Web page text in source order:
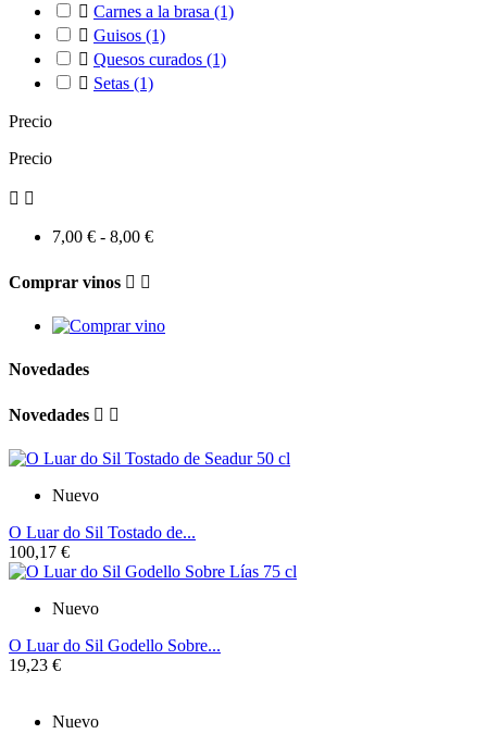
 Carnes a la brasa (1)
 Guisos (1)
 Quesos curados (1)
 Setas (1)
Precio
Precio
 
7,00 € - 8,00 €
Comprar vinos  
Novedades
Novedades  
Nuevo
O Luar do Sil Tostado de...
100,17 €
Nuevo
O Luar do Sil Godello Sobre...
19,23 €
Nuevo